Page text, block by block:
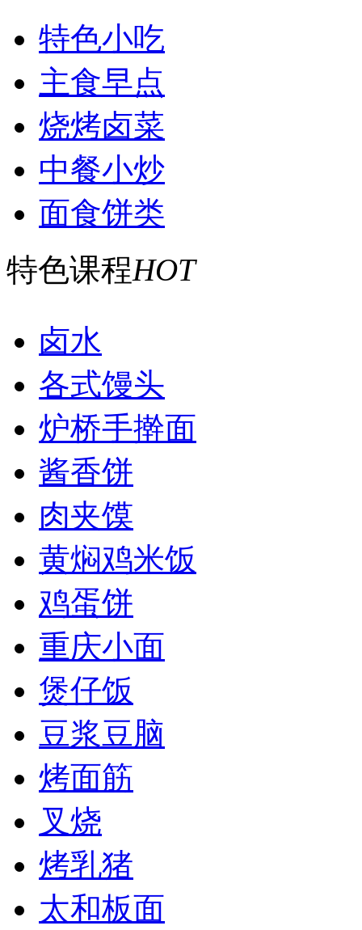
特色小吃
主食早点
烧烤卤菜
中餐小炒
面食饼类
特色课程HOT
卤水
各式馒头
炉桥手擀面
酱香饼
肉夹馍
黄焖鸡米饭
鸡蛋饼
重庆小面
煲仔饭
豆浆豆脑
烤面筋
叉烧
烤乳猪
太和板面